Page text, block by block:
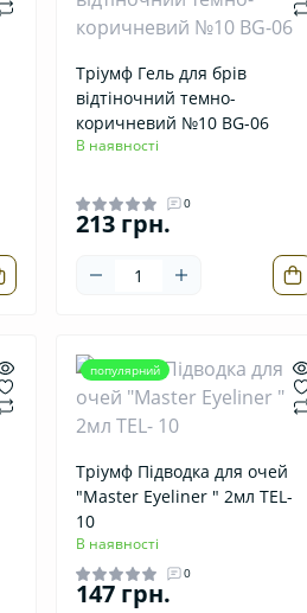
Тріумф Гель для брів
відтіночний темно-
коричневий №10 BG-06
В наявності
0
213 грн.
популярний
Тріумф Підводка для очей
"Master Eyeliner " 2мл ТЕL-
10
В наявності
0
147 грн.